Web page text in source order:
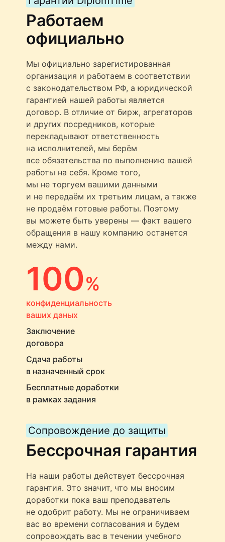
Работаем
официально
Мы официально зарегистированная
организация и работаем в соответствии
с законодательством РФ, а юридической
гарантией нашей работы является
договор. В отличие от бирж, агрегаторов
и других посредников, которые
перекладывают ответственность
на исполнителей, мы берём
все обязательства по выполнению вашей
работы на себя. Кроме того,
мы не торгуем вашими данными
и не передаём их третьим лицам, а также
не продаём готовые работы. Поэтому
вы можете быть уверены — факт вашего
обращения в нашу компанию останется
между нами.
100%
конфиденциальность
ваших даных
Заключение
договора
Сдача работы
в назначенный срок
Бесплатные доработки
в рамках задания
Сопровождение до защиты
Бессрочная гарантия
На наши работы действует бессрочная
гарантия. Это значит, что мы вносим
доработки пока ваш преподаватель
не одобрит работу. Мы не ограничиваем
вас во времени согласования и будем
сопровождать вас в течении учебного